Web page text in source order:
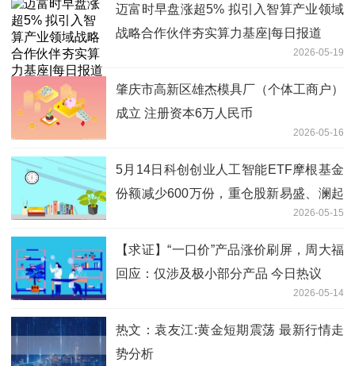
迈富时早盘涨超5% 拟引入智算产业领域
战略合作伙伴夯实算力基座|每日报道
2026-05-19
肇庆市高新区雄杰模具厂（个体工商户）
成立 注册资本6万人民币
2026-05-16
5月14日科创创业人工智能ETF摩根基金
份额减少600万份，重仓股新易盛、澜起
2026-05-15
【求证】“一口价”产品涨价刷屏，周大福
回应：仅涉及极小部分产品 今日热议
2026-05-14
热文：袁友江:黄金短期震荡 最新行情走
势分析